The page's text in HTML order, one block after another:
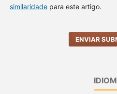
similaridadepara este artigo.
ENVIAR